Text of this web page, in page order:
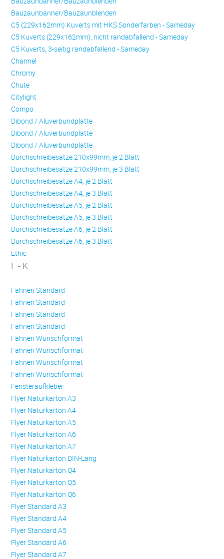
Bauzaunbanner/Bauzaunblenden
C5 (229x162mm) Kuverts mit HKS Sonderfarben - Sameday
C5 Kuverts (229x162mm), nicht randabfallend - Sameday
C5 Kuverts, 3-seitig randabfallend - Sameday
Channel
Chromy
Chute
Citylight
Compo
Dibond / Aluverbundplatte
Dibond / Aluverbundplatte
Dibond / Aluverbundplatte
Durchschreibesätze 210x99mm, je 2 Blatt
Durchschreibesätze 210x99mm, je 3 Blatt
Durchschreibesätze A4, je 2 Blatt
Durchschreibesätze A4, je 3 Blatt
Durchschreibesätze A5, je 2 Blatt
Durchschreibesätze A5, je 3 Blatt
Durchschreibesätze A6, je 2 Blatt
Durchschreibesätze A6, je 3 Blatt
Ethic
F - K
Fahnen Standard
Fahnen Standard
Fahnen Standard
Fahnen Standard
Fahnen Wunschformat
Fahnen Wunschformat
Fahnen Wunschformat
Fahnen Wunschformat
Fensteraufkleber
Flyer Naturkarton A3
Flyer Naturkarton A4
Flyer Naturkarton A5
Flyer Naturkarton A6
Flyer Naturkarton A7
Flyer Naturkarton DIN-Lang
Flyer Naturkarton Q4
Flyer Naturkarton Q5
Flyer Naturkarton Q6
Flyer Standard A3
Flyer Standard A4
Flyer Standard A5
Flyer Standard A6
Flyer Standard A7